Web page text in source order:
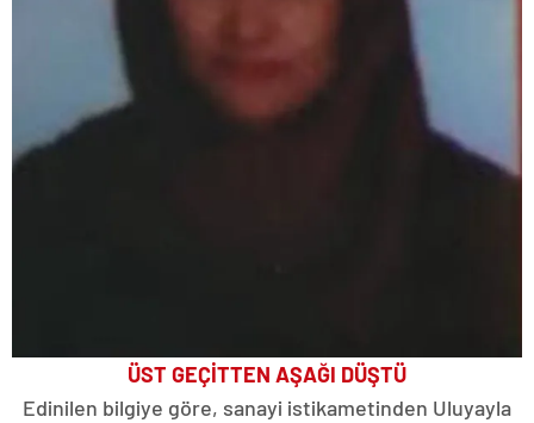
ÜST GEÇİTTEN AŞAĞI DÜŞTÜ
Edinilen bilgiye göre, sanayi istikametinden Uluyayla